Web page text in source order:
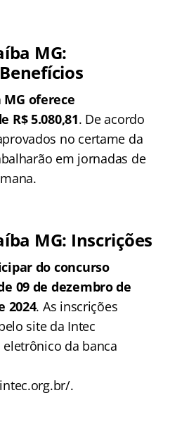
MG:
MG oferece
R$ 5.080,81. De acordo
no certame da
em jornadas de
MG: Inscrições
do concurso
09 de dezembro de
2024. As inscrições
site da Intec
da banca
.